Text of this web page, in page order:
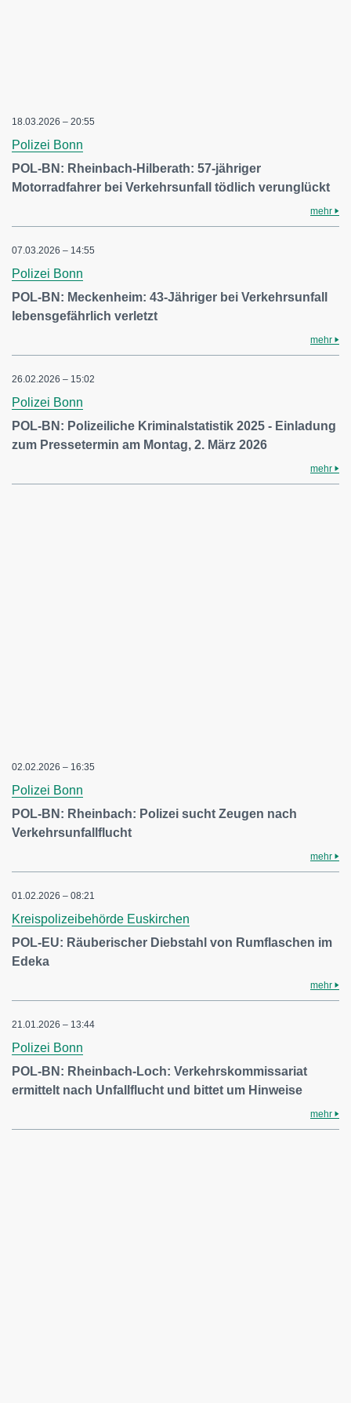
18.03.2026 – 20:55
Polizei Bonn
POL-BN: Rheinbach-Hilberath: 57-jähriger
Motorradfahrer bei Verkehrsunfall tödlich verunglückt
mehr
07.03.2026 – 14:55
Polizei Bonn
POL-BN: Meckenheim: 43-Jähriger bei Verkehrsunfall
lebensgefährlich verletzt
mehr
26.02.2026 – 15:02
Polizei Bonn
POL-BN: Polizeiliche Kriminalstatistik 2025 - Einladung
zum Pressetermin am Montag, 2. März 2026
mehr
02.02.2026 – 16:35
Polizei Bonn
POL-BN: Rheinbach: Polizei sucht Zeugen nach
Verkehrsunfallflucht
mehr
01.02.2026 – 08:21
Kreispolizeibehörde Euskirchen
POL-EU: Räuberischer Diebstahl von Rumflaschen im
Edeka
mehr
21.01.2026 – 13:44
Polizei Bonn
POL-BN: Rheinbach-Loch: Verkehrskommissariat
ermittelt nach Unfallflucht und bittet um Hinweise
mehr